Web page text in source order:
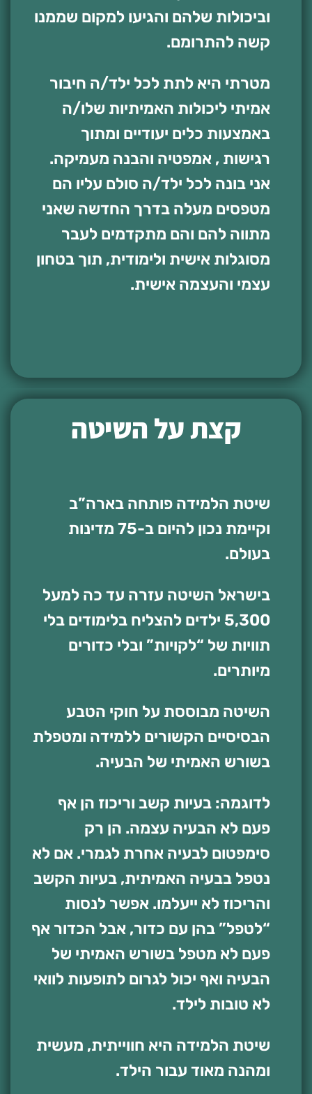
וביכולות שלהם והגיעו למקום שממנו
קשה להתרומם.
מטרתי היא לתת לכל ילד/ה חיבור
אמיתי ליכולות האמיתיות שלו/ה
באמצעות כלים יעודיים ומתוך
רגישות , אמפטיה והבנה מעמיקה.
אני בונה לכל ילד/ה סולם עליו הם
מטפסים מעלה בדרך החדשה שאני
מתווה להם והם מתקדמים לעבר
מסוגלות אישית ולימודית, תוך בטחון
עצמי והעצמה אישית.
קצת על השיטה
שיטת הלמידה פותחה בארה”ב
וקיימת נכון להיום ב-75 מדינות
בעולם.
בישראל השיטה עזרה עד כה למעל
5,300 ילדים להצליח בלימודים בלי
תוויות של “לקויות” ובלי כדורים
מיותרים.
השיטה מבוססת על חוקי הטבע
הבסיסיים הקשורים ללמידה ומטפלת
בשורש האמיתי של הבעיה.
לדוגמה: בעיות קשב וריכוז הן אף
פעם לא הבעיה עצמה. הן רק
סימפטום לבעיה אחרת לגמרי. אם לא
נטפל בבעיה האמיתית, בעיות הקשב
והריכוז לא ייעלמו. אפשר לנסות
“לטפל” בהן עם כדור, אבל הכדור אף
פעם לא מטפל בשורש האמיתי של
הבעיה ואף יכול לגרום לתופעות לוואי
לא טובות לילד.
שיטת הלמידה היא חווייתית, מעשית
ומהנה מאוד עבור הילד.